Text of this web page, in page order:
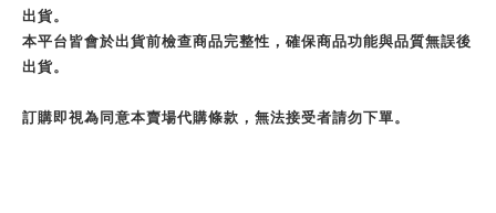
出貨。
本平台皆會於出貨前檢查商品完整性，確保商品功能與品質無誤後
出貨。
訂購即視為同意本賣場代購條款，無法接受者請勿下單。